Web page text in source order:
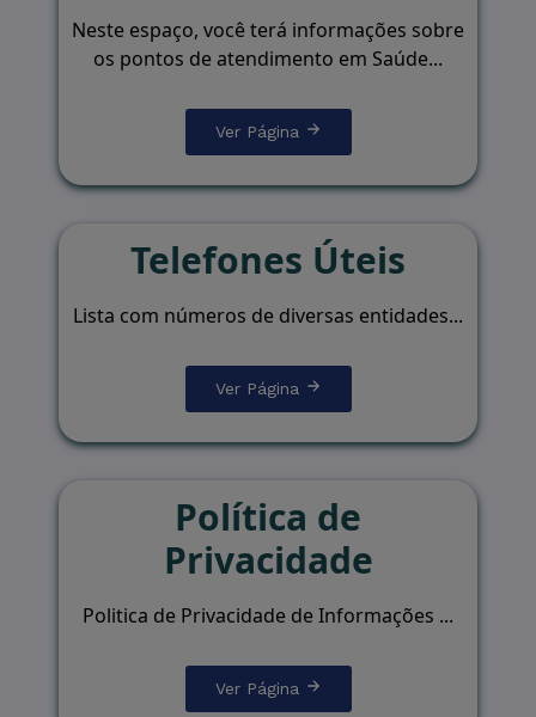
Neste espaço, você terá informações sobre
os pontos de atendimento em Saúde...
Ver Página
Telefones Úteis
Lista com números de diversas entidades...
Ver Página
Política de
Privacidade
Politica de Privacidade de Informações ...
Ver Página